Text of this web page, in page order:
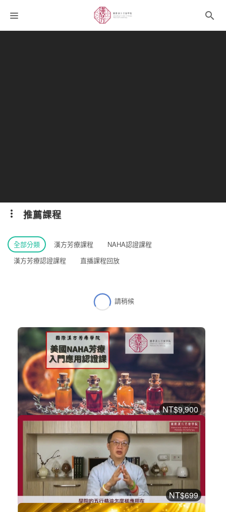
推薦課程
全部分類 漢方芳療課程
NAHA認證課程
漢方芳療認證課程
直播課程回放
請稍候
NT$9,900
美國NAHA芳療入門應用認證課程
NAHA認證課程 加入購物車
購買後有效期限：2026-10-15
2036
2
NT$699